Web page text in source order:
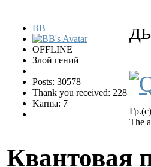
BB
OFFLINE
Злой гений
Posts: 30578
Thank you received: 228
Karma: 7
Гр.(с)
The
Квантовая